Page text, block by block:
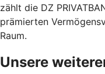
zählt die DZ
prämierten
Raum.
Unsere